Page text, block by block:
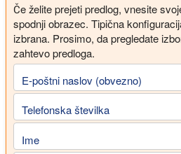
Če želite prejeti predlog, vnesite
spodnji obrazec. Tipična
izbrana. Prosimo, da pregledate
zahtevo predloga.
E-poštni naslov (obvezno)
Telefonska številka
Ime